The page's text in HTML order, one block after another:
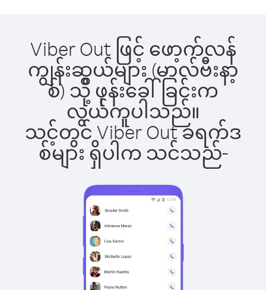
Viber Out ဖြင့် ဖော့က်လန်
ကျွန်းဆွယ်များ (မာလ်ဗီးနာ့
စ်) သို့ ဖုန်းခေါ်ခြင်းက
လွယ်ကူပါသည်။
သင့်တွင် Viber Out ခရက်ဒ
စ်များ ရှိပါက သင်သည်-